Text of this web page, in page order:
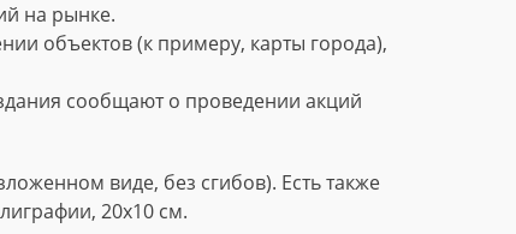
на рынке.
объектов (к примеру, карты города),
сообщают о проведении акций
виде, без сгибов). Есть также
20х10 см.